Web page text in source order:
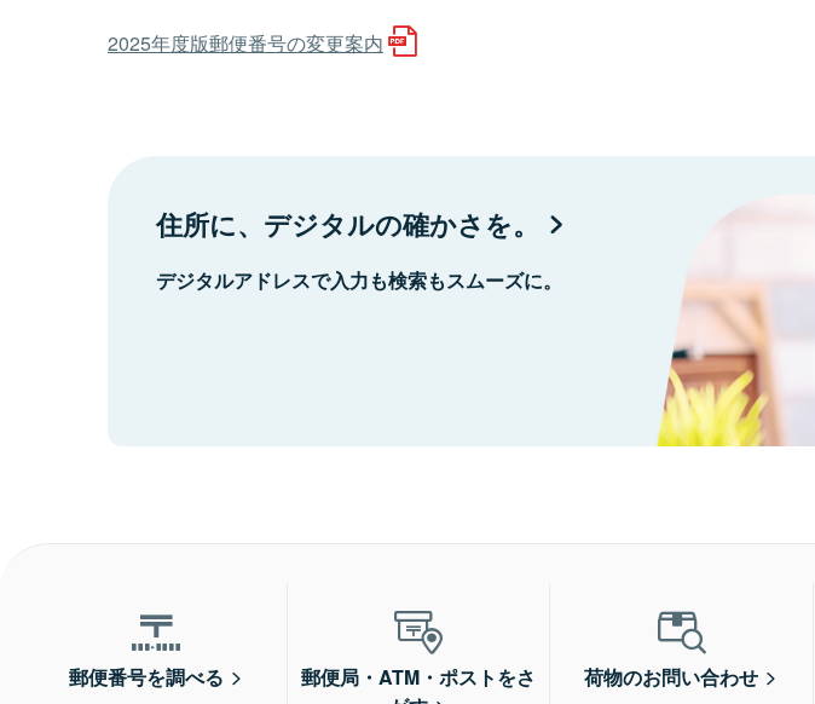
2025年度版郵便番号の変更案内
住所に、デジタルの確かさを。
デジタルアドレスで入力も検索もスムーズに。
郵便番号を調べる
郵便局・ATM・ポストをさ
荷物のお問い合わせ